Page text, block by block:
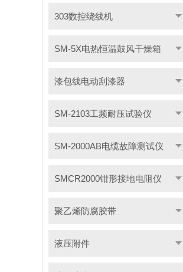
303数控绕线机
SM-5X电热恒温鼓风干燥箱
漆包线电动刮漆器
SM-2103工频耐压试验仪
SM-2000AB电缆故障测试仪
SMCR2000钳形接地电阻仪
聚乙烯防腐胶带
液压附件